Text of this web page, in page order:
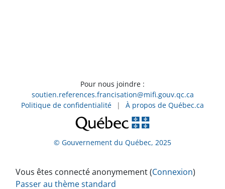
Pour nous joindre :
soutien.references.francisation@mifi.gouv.qc.ca
Politique de confidentialité
| À propos de Québec.ca
© Gouvernement du Québec, 2025
Vous êtes connecté anonymement (Connexion)
Passer au thème standard